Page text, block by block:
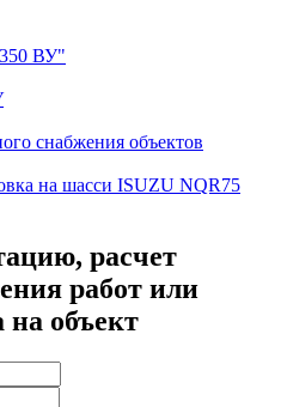
ВУ"
снабжения объектов
на шасси ISUZU NQR75
расчет
работ или
на объект